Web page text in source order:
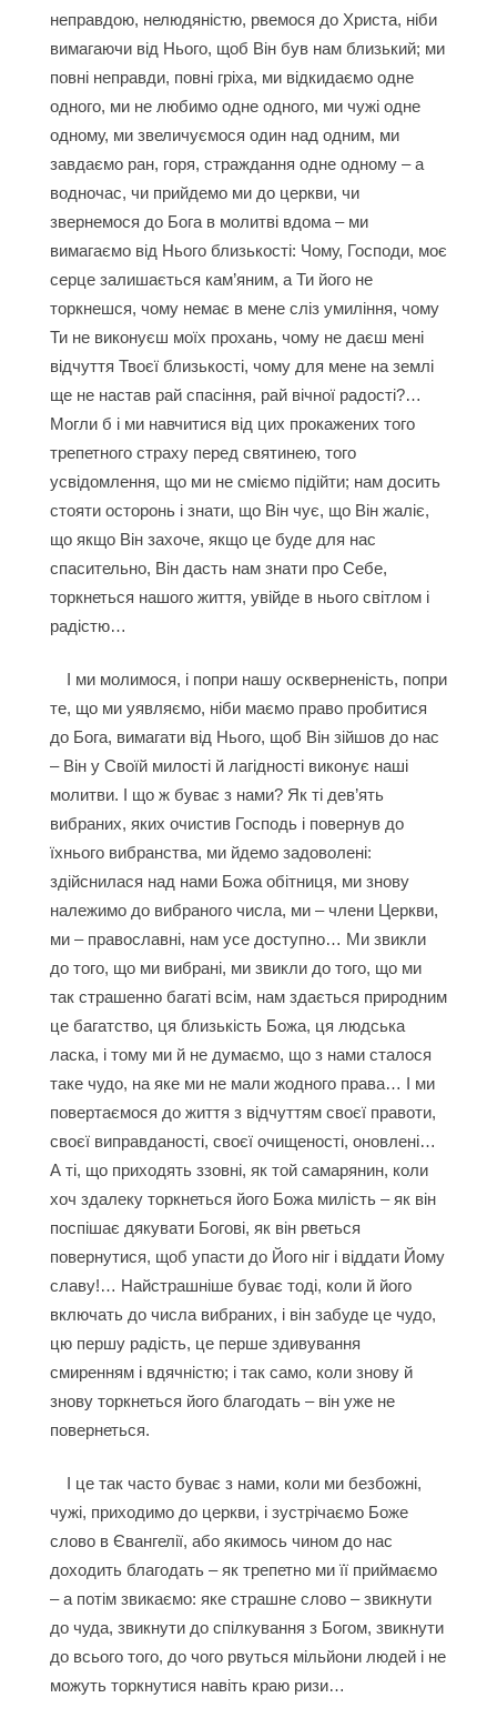
неправдою, нелюдяністю, рвемося до Христа, ніби
вимагаючи від Нього, щоб Він був нам близький; ми
повні неправди, повні гріха, ми відкидаємо одне
одного, ми не любимо одне одного, ми чужі одне
одному, ми звеличуємося один над одним, ми
завдаємо ран, горя, страждання одне одному – а
водночас, чи прийдемо ми до церкви, чи
звернемося до Бога в молитві вдома – ми
вимагаємо від Нього близькості: Чому, Господи, моє
серце залишається кам’яним, а Ти його не
торкнешся, чому немає в мене сліз умиління, чому
Ти не виконуєш моїх прохань, чому не даєш мені
відчуття Твоєї близькості, чому для мене на землі
ще не настав рай спасіння, рай вічної радості?…
Могли б і ми навчитися від цих прокажених того
трепетного страху перед святинею, того
усвідомлення, що ми не сміємо підійти; нам досить
стояти осторонь і знати, що Він чує, що Він жаліє,
що якщо Він захоче, якщо це буде для нас
спасительно, Він дасть нам знати про Себе,
торкнеться нашого життя, увійде в нього світлом і
радістю…
І ми молимося, і попри нашу оскверненість, попри
те, що ми уявляємо, ніби маємо право пробитися
до Бога, вимагати від Нього, щоб Він зійшов до нас
– Він у Своїй милості й лагідності виконує наші
молитви. І що ж буває з нами? Як ті дев’ять
вибраних, яких очистив Господь і повернув до
їхнього вибранства, ми йдемо задоволені:
здійснилася над нами Божа обітниця, ми знову
належимо до вибраного числа, ми – члени Церкви,
ми – православні, нам усе доступно… Ми звикли
до того, що ми вибрані, ми звикли до того, що ми
так страшенно багаті всім, нам здається природним
це багатство, ця близькість Божа, ця людська
ласка, і тому ми й не думаємо, що з нами сталося
таке чудо, на яке ми не мали жодного права… І ми
повертаємося до життя з відчуттям своєї правоти,
своєї виправданості, своєї очищеності, оновлені…
А ті, що приходять ззовні, як той самарянин, коли
хоч здалеку торкнеться його Божа милість – як він
поспішає дякувати Богові, як він рветься
повернутися, щоб упасти до Його ніг і віддати Йому
славу!… Найстрашніше буває тоді, коли й його
включать до числа вибраних, і він забуде це чудо,
цю першу радість, це перше здивування
смиренням і вдячністю; і так само, коли знову й
знову торкнеться його благодать – він уже не
повернеться.
І це так часто буває з нами, коли ми безбожні,
чужі, приходимо до церкви, і зустрічаємо Боже
слово в Євангелії, або якимось чином до нас
доходить благодать – як трепетно ми її приймаємо
– а потім звикаємо: яке страшне слово – звикнути
до чуда, звикнути до спілкування з Богом, звикнути
до всього того, до чого рвуться мільйони людей і не
можуть торкнутися навіть краю ризи…